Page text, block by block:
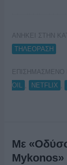
ΑΝΗΚΕΙ ΣΤΗΝ
ΤΗΛΕΟΡΑΣΗ
ΕΠΙΣΗΜΑΣΜΕΝΟ
OIL
NETFLIX
Με
Mykonos»